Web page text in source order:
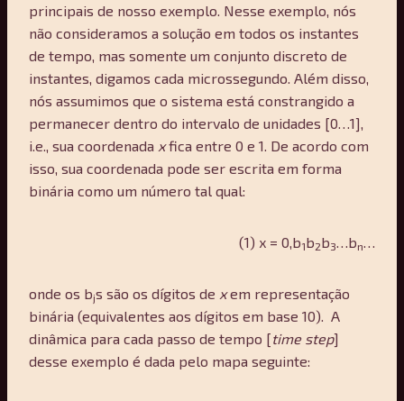
principais de nosso exemplo. Nesse exemplo, nós
não consideramos a solução em todos os instantes
de tempo, mas somente um conjunto discreto de
instantes, digamos cada microssegundo. Além disso,
nós assumimos que o sistema está constrangido a
permanecer dentro do intervalo de unidades [0…1],
i.e., sua coordenada xfica entre 0 e 1. De acordo com
isso, sua coordenada pode ser escrita em forma
binária como um número tal qual:
(1) x = 0,b1b2b3 …bn
onde os bjs são os dígitos de xem representação
binária (equivalentes aos dígitos em base 10). A
dinâmica para cada passo de tempo [time step]
desse exemplo é dada pelo mapa seguinte: